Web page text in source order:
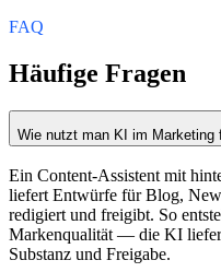
FAQ
Häufige Fragen
Wie nutzt man KI im Marketing
Ein Content-Assistent mit
liefert Entwürfe für Blog,
redigiert und freigibt. So
Markenqualität — die KI
Substanz und Freigabe.